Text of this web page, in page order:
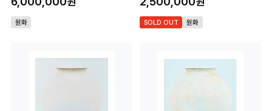
원화 SOLD OUT 원화